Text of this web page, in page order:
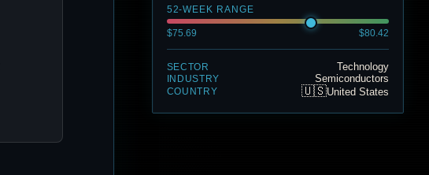
52-WEEK RANGE
$75.69 $80.42
SECTOR Technology
INDUSTRY Semiconductors
COUNTRY 🇺🇸United States